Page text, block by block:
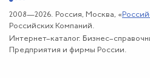
2008—2026. Россия, Москва, «
Российских Компаний.
Интернет–каталог.
Предприятия и фирмы России.